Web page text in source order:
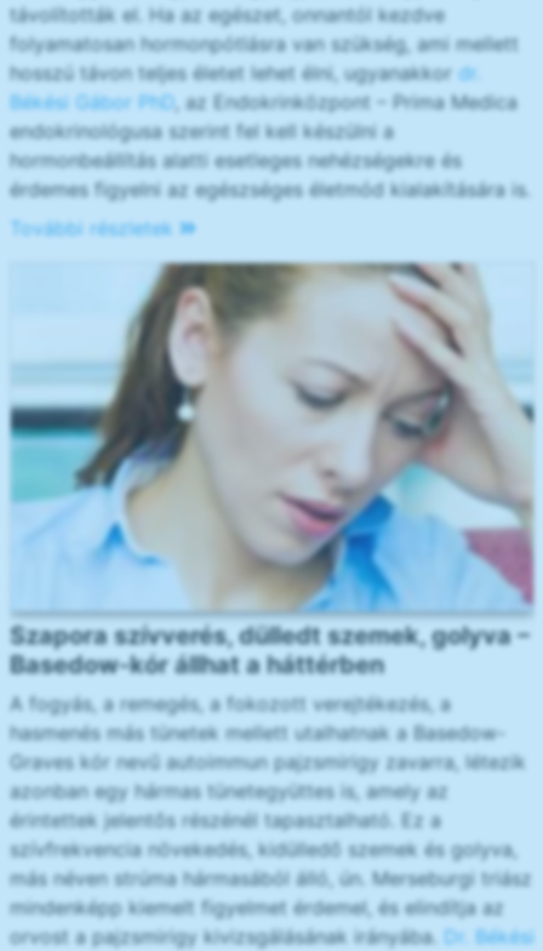
távolították el. Ha az egészet, onnantól kezdve
folyamatosan hormonpótlásra van szükség, ami mellett
hosszú távon teljes életet lehet élni, ugyanakkor dr.
Békési Gábor PhD, az Endokrinközpont – Prima Medica
endokrinológusa szerint fel kell készülni a
hormonbeállítás alatti esetleges nehézségekre és
érdemes figyelni az egészséges életmód kialakítására is.
További részletek
Szapora szívverés, dülledt szemek, golyva –
Basedow-kór állhat a háttérben
A fogyás, a remegés, a fokozott verejtékezés, a
hasmenés más tünetek mellett utalhatnak a Basedow-
Graves kór nevű autoimmun pajzsmirigy zavarra, létezik
azonban egy hármas tünetegyüttes is, amely az
érintettek jelentős részénél tapasztalható. Ez a
szívfrekvencia növekedés, kidülledő szemek és golyva,
más néven strúma hármasából álló, ún. Merseburgi triász
mindenképp kiemelt figyelmet érdemel, és elindítja az
orvost a pajzsmirigy kivizsgálásának irányába. Dr. Békési